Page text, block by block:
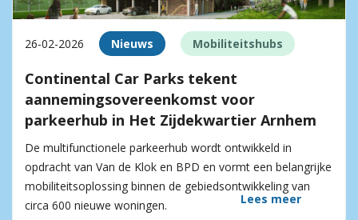
26-02-2026 Nieuws Mobiliteitshubs
Continental Car Parks tekent
aannemingsovereenkomst voor
parkeerhub in Het Zijdekwartier Arnhem
De multifunctionele parkeerhub wordt ontwikkeld in
opdracht van Van de Klok en BPD en vormt een belangrijke
mobiliteitsoplossing binnen de gebiedsontwikkeling van
circa 600 nieuwe woningen.
Lees meer